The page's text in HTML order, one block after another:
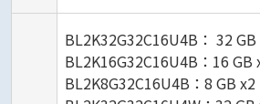
BL2K32G32C16U4B： 32
BL2K16G32C16U4B：16 GB
BL2K8G32C16U4B：8 GB x2